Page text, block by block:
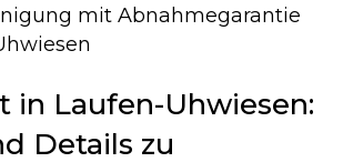
mit Abnahmegarantie
in Laufen-Uhwiesen:
Details zu